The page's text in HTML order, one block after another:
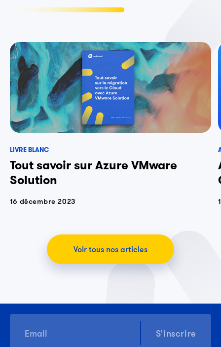
LIVRE BLANC
Tout savoir sur Azure VMware
Solution
16 décembre 2023
Voir tous nos articles
S'inscrire